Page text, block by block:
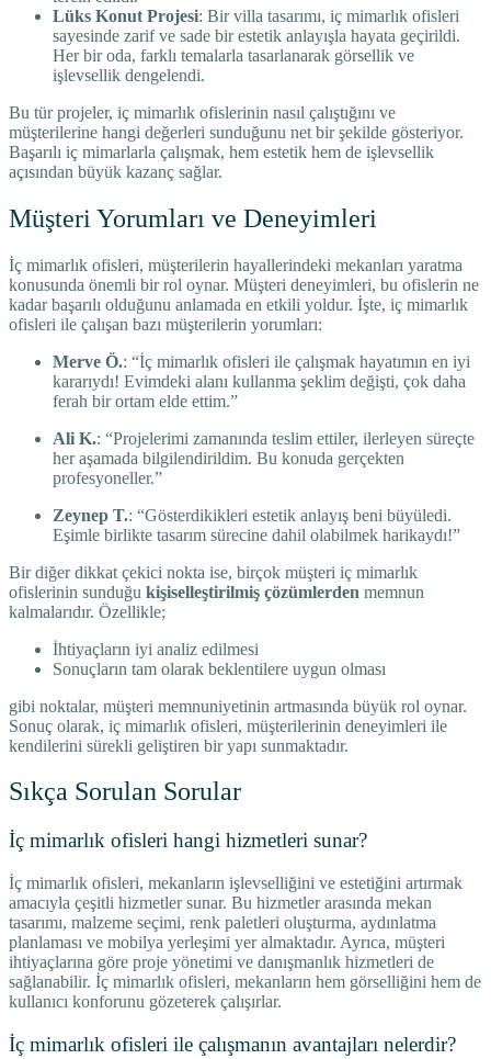
Lüks Konut Projesi: Bir villa tasarımı, iç mimarlık ofisleri
sayesinde zarif ve sade bir estetik anlayışla hayata geçirildi.
Her bir oda, farklı temalarla tasarlanarak görsellik ve
işlevsellik dengelendi.
Bu tür projeler, iç mimarlık ofislerinin nasıl çalıştığını ve
müşterilerine hangi değerleri sunduğunu net bir şekilde gösteriyor.
Başarılı iç mimarlarla çalışmak, hem estetik hem de işlevsellik
açısından büyük kazanç sağlar.
Müşteri Yorumları ve Deneyimleri
İç mimarlık ofisleri, müşterilerin hayallerindeki mekanları yaratma
konusunda önemli bir rol oynar. Müşteri deneyimleri, bu ofislerin ne
kadar başarılı olduğunu anlamada en etkili yoldur. İşte, iç mimarlık
ofisleri ile çalışan bazı müşterilerin yorumları:
Merve Ö.: “İç mimarlık ofisleri ile çalışmak hayatımın en iyi
kararıydı! Evimdeki alanı kullanma şeklim değişti, çok daha
ferah bir ortam elde ettim.”
Ali K.: “Projelerimi zamanında teslim ettiler, ilerleyen süreçte
her aşamada bilgilendirildim. Bu konuda gerçekten
profesyoneller.”
Zeynep T.: “Gösterdikikleri estetik anlayış beni büyüledi.
Eşimle birlikte tasarım sürecine dahil olabilmek harikaydı!”
Bir diğer dikkat çekici nokta ise, birçok müşteri iç mimarlık
ofislerinin sunduğu kişiselleştirilmiş çözümlerden memnun
kalmalarıdır. Özellikle;
İhtiyaçların iyi analiz edilmesi
Sonuçların tam olarak beklentilere uygun olması
gibi noktalar, müşteri memnuniyetinin artmasında büyük rol oynar.
Sonuç olarak, iç mimarlık ofisleri, müşterilerinin deneyimleri ile
kendilerini sürekli geliştiren bir yapı sunmaktadır.
Sıkça Sorulan Sorular
İç mimarlık ofisleri hangi hizmetleri sunar?
İç mimarlık ofisleri, mekanların işlevselliğini ve estetiğini artırmak
amacıyla çeşitli hizmetler sunar. Bu hizmetler arasında mekan
tasarımı, malzeme seçimi, renk paletleri oluşturma, aydınlatma
planlaması ve mobilya yerleşimi yer almaktadır. Ayrıca, müşteri
ihtiyaçlarına göre proje yönetimi ve danışmanlık hizmetleri de
sağlanabilir. İç mimarlık ofisleri, mekanların hem görselliğini hem de
kullanıcı konforunu gözeterek çalışırlar.
İç mimarlık ofisleri ile çalışmanın avantajları nelerdir?